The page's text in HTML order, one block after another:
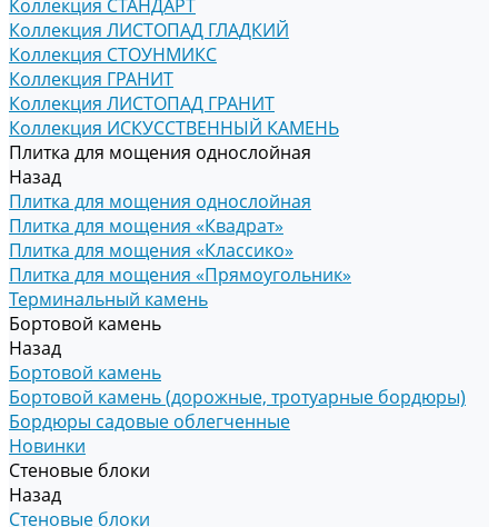
Коллекция СТАНДАРТ
Коллекция ЛИСТОПАД ГЛАДКИЙ
Коллекция СТОУНМИКС
Коллекция ГРАНИТ
Коллекция ЛИСТОПАД ГРАНИТ
Коллекция ИСКУССТВЕННЫЙ КАМЕНЬ
Плитка для мощения однослойная
Назад
Плитка для мощения однослойная
Плитка для мощения «Квадрат»
Плитка для мощения «Классико»
Плитка для мощения «Прямоугольник»
Терминальный камень
Бортовой камень
Назад
Бортовой камень
Бортовой камень (дорожные, тротуарные бордюры)
Бордюры садовые облегченные
Новинки
Стеновые блоки
Назад
Стеновые блоки